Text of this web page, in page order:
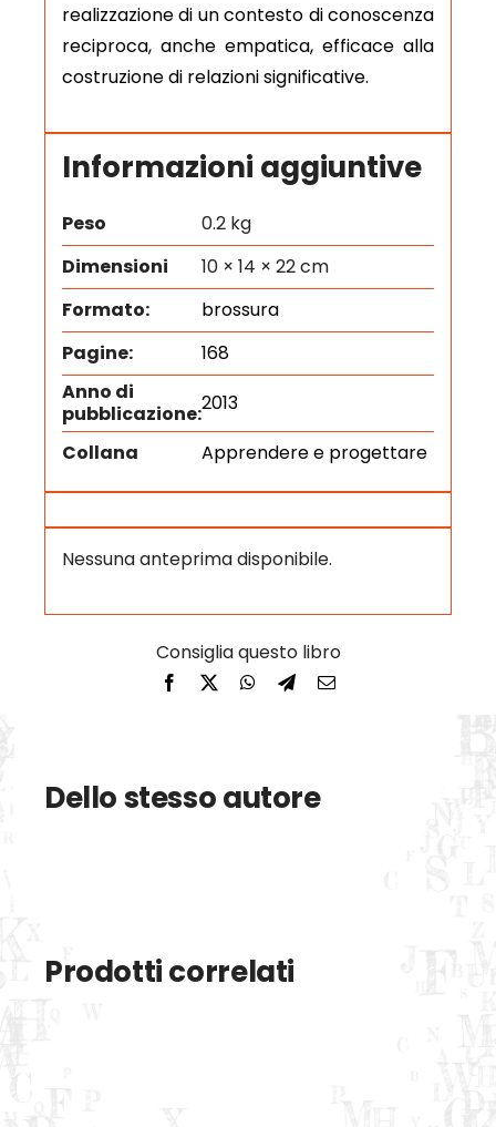
realizzazione di un contesto di conoscenza
reciproca, anche empatica, efficace alla
costruzione di relazioni significative.
Informazioni aggiuntive
Peso
0.2 kg
Dimensioni
10 × 14 × 22 cm
Formato:
brossura
Pagine:
168
Anno di
pubblicazione:2013
Collana
Apprendere e progettare
Nessuna anteprima disponibile.
Dello stesso autore
Prodotti correlati